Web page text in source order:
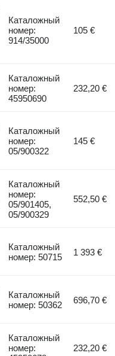
Каталожный
номер:
914/35000
105 €
Каталожный
номер:
45950690
232,20 €
Каталожный
номер:
05/900322
145 €
Каталожный
номер:
05/901405,
05/900329
552,50 €
Каталожный
номер: 50715
1 393 €
Каталожный
номер: 50362
696,70 €
Каталожный
номер:
232,20 €